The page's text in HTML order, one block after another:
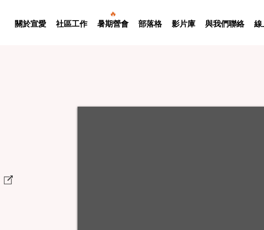
關於宣愛 社區工作 暑期營會 部落格 影片庫 與我們聯絡 線
🔥